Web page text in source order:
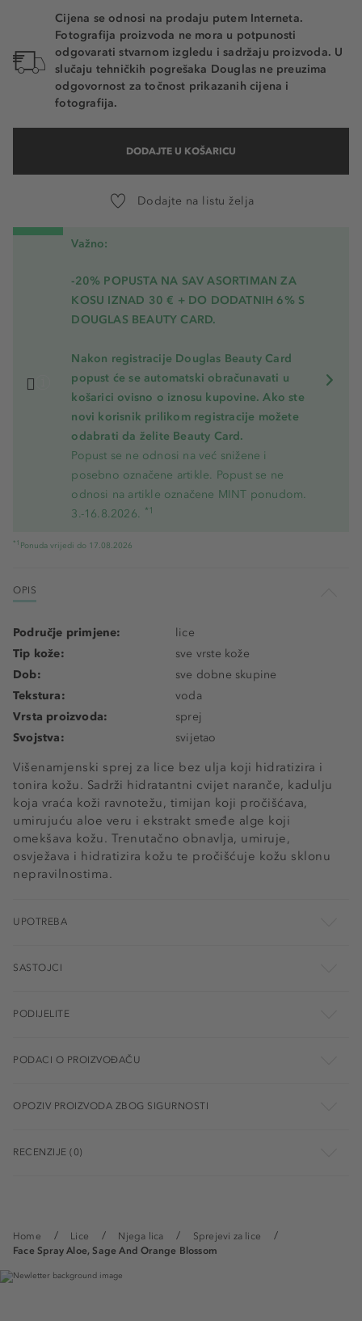
Home Lice Njega lica
Sprejevi za lice
Face Spray Aloe, Sage And Orange Blossom
Cijena se odnosi na prodaju putem Interneta.
Fotografija proizvoda ne mora u potpunosti
odgovarati stvarnom izgledu i sadržaju proizvoda. U
slučaju tehničkih pogrešaka Douglas ne preuzima
odgovornost za točnost prikazanih cijena i
fotografija.
DODAJTE U KOŠARICU
Dodajte na listu želja
Važno:
-20% POPUSTA NA SAV ASORTIMAN ZA
KOSU IZNAD 30 € + DO DODATNIH 6% S
DOUGLAS BEAUTY CARD.
Nakon registracije Douglas Beauty Card
popust će se automatski obračunavati u
košarici ovisno o iznosu kupovine. Ako ste
novi korisnik prilikom registracije možete
odabrati da želite Beauty Card.
Popust se ne odnosi na već snižene i
posebno označene artikle. Popust se ne
odnosi na artikle označene MINT ponudom.
3.-16.8.2026. *1
*1 Ponuda vrijedi do 17.08.2026
OPIS
Višenamjenski sprej za lice bez ulja koji hidratizira i
tonira kožu. Sadrži hidratantni cvijet naranče, kadulju
koja vraća koži ravnotežu, timijan koji pročišćava,
umirujuću aloe veru i ekstrakt smeđe alge koji
omekšava kožu. Trenutačno obnavlja, umiruje,
osvježava i hidratizira kožu te pročišćuje kožu sklonu
nepravilnostima.
Područje primjene:
lice
Tip kože:
sve vrste kože
Dob:
sve dobne skupine
Tekstura:
voda
Vrsta proizvoda:
sprej
Svojstva:
svijetao
UPOTREBA
SASTOJCI
PODIJELITE
PODACI O PROIZVOĐAČU
OPOZIV PROIZVODA ZBOG SIGURNOSTI
RECENZIJE (0)